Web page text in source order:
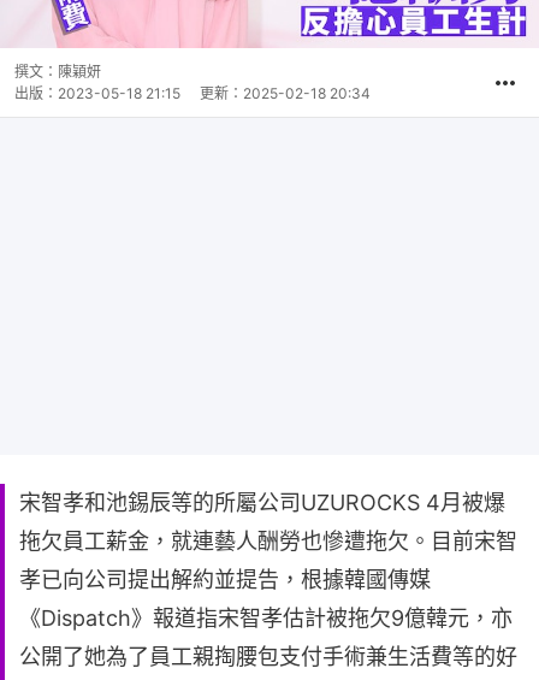
撰文： 陳穎妍
出版： 2023-05-18 21:15 更新： 2025-02-18 20:34
宋智孝和池錫辰等的所屬公司UZUROCKS 4月被爆
拖欠員工薪金，就連藝人酬勞也慘遭拖欠。目前宋智
孝已向公司提出解約並提告，根據韓國傳媒
《Dispatch》報道指宋智孝估計被拖欠9億韓元，亦
公開了她為了員工親掏腰包支付手術兼生活費等的好